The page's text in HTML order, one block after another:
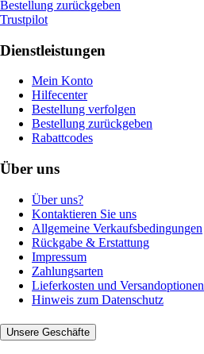
Bestellung zurückgeben
Trustpilot
Dienstleistungen
Mein Konto
Hilfecenter
Bestellung verfolgen
Bestellung zurückgeben
Rabattcodes
Über uns
Über uns?
Kontaktieren Sie uns
Allgemeine Verkaufsbedingungen
Rückgabe & Erstattung
Impressum
Zahlungsarten
Lieferkosten und Versandoptionen
Hinweis zum Datenschutz
Unsere Geschäfte